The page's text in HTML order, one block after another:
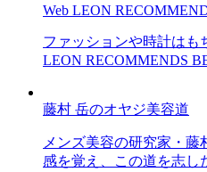
Web LEON
ファッションや時計はも
LEON RECOMMENDS
藤村 岳のオヤジ美容道
メンズ美容の研究家・
感を覚え、この道を志し